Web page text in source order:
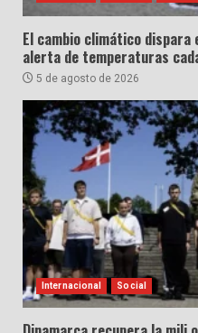
El cambio climático dispara
alerta de temperaturas
5 de agosto de 2026
Internacional Social